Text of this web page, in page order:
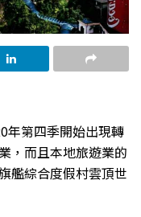
年第四季開始出現轉
，而且本地旅遊業的
艦綜合度假村雲頂世